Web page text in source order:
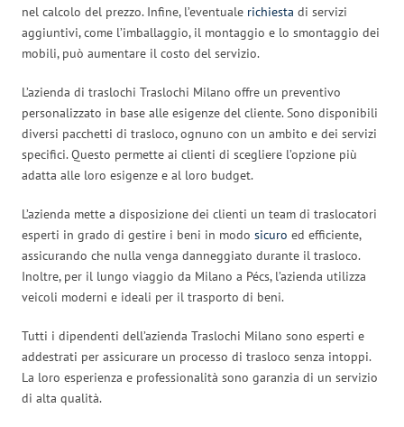
nel calcolo del prezzo. Infine, l’eventuale richiesta di servizi
aggiuntivi, come l’imballaggio, il montaggio e lo smontaggio dei
mobili, può aumentare il costo del servizio.
L’azienda di traslochi Traslochi Milano offre un preventivo
personalizzato in base alle esigenze del cliente. Sono disponibili
diversi pacchetti di trasloco, ognuno con un ambito e dei servizi
specifici. Questo permette ai clienti di scegliere l’opzione più
adatta alle loro esigenze e al loro budget.
L’azienda mette a disposizione dei clienti un team di traslocatori
esperti in grado di gestire i beni in modo sicuro ed efficiente,
assicurando che nulla venga danneggiato durante il trasloco.
Inoltre, per il lungo viaggio da Milano a Pécs, l’azienda utilizza
veicoli moderni e ideali per il trasporto di beni.
Tutti i dipendenti dell’azienda Traslochi Milano sono esperti e
addestrati per assicurare un processo di trasloco senza intoppi.
La loro esperienza e professionalità sono garanzia di un servizio
di alta qualità.